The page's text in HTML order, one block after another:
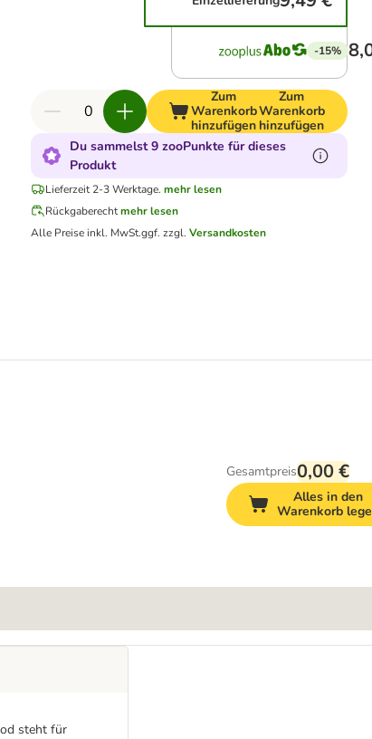
-15%
Zum
Warenkorb
hinzufügen
Zum
Warenkorb
hinzufügen
Du sammelst 9 zooPunkte für dieses
Produkt
Lieferzeit 2-3 Werktage. mehr lesen
Rückgaberecht mehr lesen
Alle Preise inkl. MwSt.ggf. zzgl. Versandkosten
Gesamtpreis0,00 €
Alles in den
Warenkorb
steht für